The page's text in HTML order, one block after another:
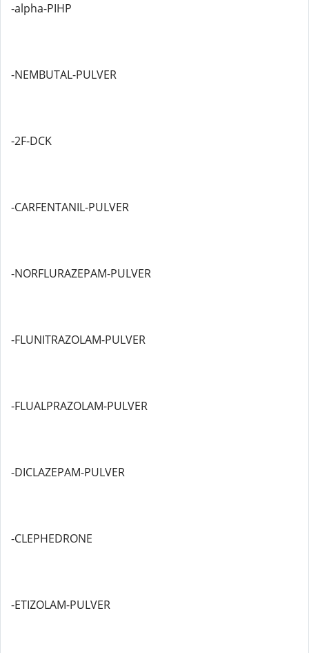
-alpha-PIHP
-NEMBUTAL-PULVER
-2F-DCK
-CARFENTANIL-PULVER
-NORFLURAZEPAM-PULVER
-FLUNITRAZOLAM-PULVER
-FLUALPRAZOLAM-PULVER
-DICLAZEPAM-PULVER
-CLEPHEDRONE
-ETIZOLAM-PULVER